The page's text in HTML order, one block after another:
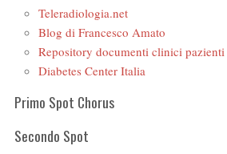
Teleradiologia.net
Blog di Francesco Amato
Repository documenti clinici
Diabetes Center Italia
Primo Spot Chorus
Secondo Spot